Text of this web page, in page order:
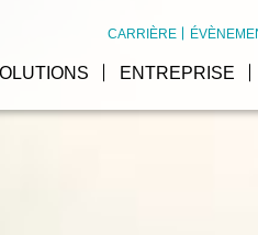
CARRIÈRE
ENTREPRISE